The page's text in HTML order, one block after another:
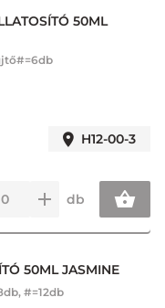
50ML
H12-00-3
db
50ML JASMINE
#=12db